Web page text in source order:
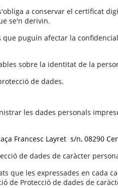
a conservar el certificat
se'n derivin.
puguin afectar la
sobre la identitat de la
de dades.
les dades personals
Francesc Layret s/n, 08290
de dades de caràcter
les expressades en cada
de Protecció de dades de